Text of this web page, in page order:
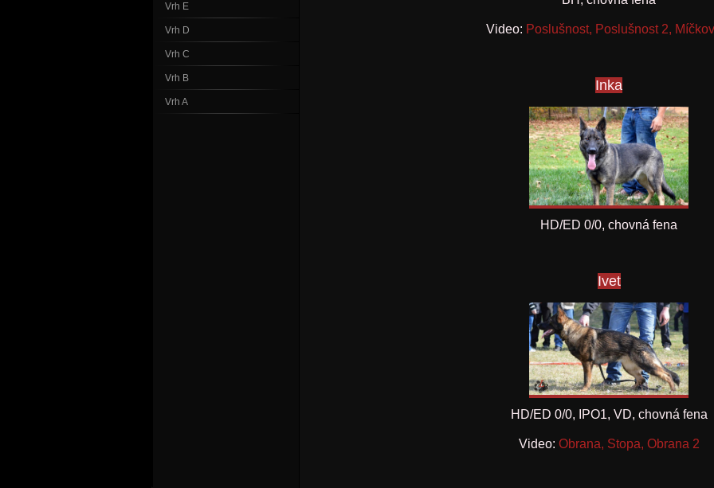
Vrh E
Vrh D
Vrh C
Vrh B
Vrh A
Video: Poslušnost, Poslušnost 2,
Inka
HD/ED 0/0, chovná fena
Ivet
HD/ED 0/0, IPO1, VD, chovná fena
Video: Obrana, Stopa, Obrana 2